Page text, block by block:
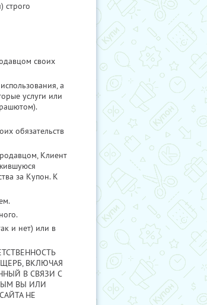
строго
своих
а
услуги или
обязательств
Клиент
за Купон. К
и нет) или в
ВКЛЮЧАЯ
В СВЯЗИ С
ВЫ ИЛИ
НЕ